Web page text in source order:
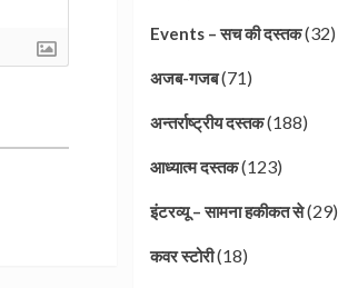
Events – सच की दस्तक(32)
अजब-गजब(71)
अन्तर्राष्ट्रीय दस्तक(188)
आध्यात्म दस्तक(123)
इंटरव्यू – सामना हकीकत से(29)
कवर स्टोरी(18)